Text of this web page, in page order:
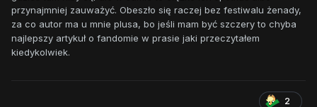
przynajmniej zauważyć. Obeszło się raczej bez festiwalu żenady,
za co autor ma u mnie plusa, bo jeśli mam być szczery to chyba
najlepszy artykuł o fandomie w prasie jaki przeczytałem
kiedykolwiek.
2